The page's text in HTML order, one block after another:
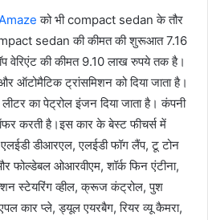
को भी compact sedan के तौर
sedan की कीमत की शुरूआत 7.16
वेरिएंट की कीमत 9.10 लाख रुपये तक है।
ट्रांसमिशन को दिया जाता है।
का पेट्रोल इंजन दिया जाता है। कंपनी
करती है।इस कार के बेस्ट फीचर्स में
डीआरएल, एलईडी फॉग लैंप, टू टोन
फोल्‍डेबल ओआरवीएम, शॉर्क फिन एंटीना,
स्‍टेयरिंग व्‍हील, क्रूज कंट्रोल, पुश
कार प्‍ले, ड्यूल एयरबैग, रियर व्‍यू कैमरा,